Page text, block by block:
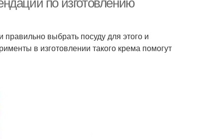
по изготовлению
выбрать посуду для этого и
в изготовлении такого крема помогут